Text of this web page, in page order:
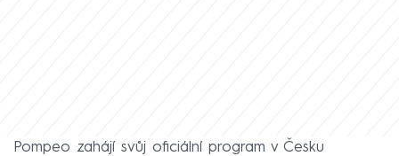
Pompeo zahájí svůj oficiální program v Česku